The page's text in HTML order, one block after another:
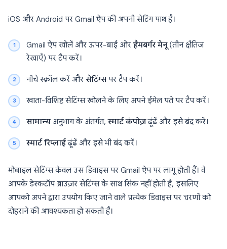
iOS और Android पर Gmail ऐप की अपनी सेटिंग पाथ है।
Gmail ऐप खोलें और ऊपर-बाईं ओरहैमबर्गर मेनू(तीन क्षैतिज
रेखाएँ) पर टैप करें।
नीचे स्क्रॉल करें और सेटिंग्सपर टैप करें।
खाता-विशिष्ट सेटिंग्स खोलने के लिए अपने ईमेल पते पर टैप करें।
सामान्यअनुभाग के अंतर्गत,स्मार्ट कंपोज़ढूंढें और इसे बंद करें।
स्मार्ट रिप्लाईढूंढें और इसे भी बंद करें।
मोबाइल सेटिंग्स केवल उस डिवाइस पर Gmail ऐप पर लागू होती हैं। वे
आपके डेस्कटॉप ब्राउज़र सेटिंग्स के साथ सिंक नहीं होती हैं, इसलिए
आपको अपने द्वारा उपयोग किए जाने वाले प्रत्येक डिवाइस पर चरणों को
दोहराने की आवश्यकता हो सकती है।